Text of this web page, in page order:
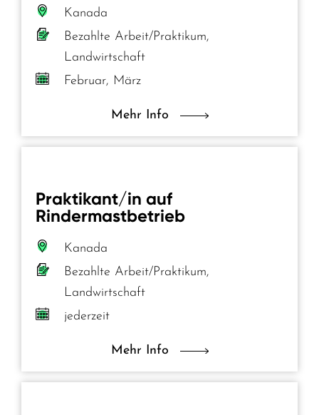
Kanada
Bezahlte Arbeit/Praktikum,
Landwirtschaft
Februar, März
Mehr Info
Praktikant/in auf
Rindermastbetrieb
Kanada
Bezahlte Arbeit/Praktikum,
Landwirtschaft
jederzeit
Mehr Info